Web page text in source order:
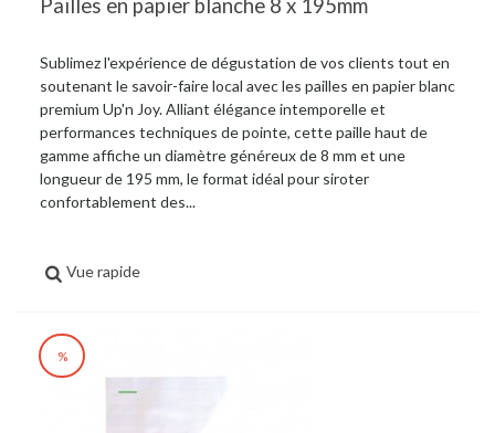
Pailles en papier blanche 8 x 195mm
Sublimez l'expérience de dégustation de vos clients tout en
soutenant le savoir-faire local avec les pailles en papier blanc
premium Up'n Joy. Alliant élégance intemporelle et
performances techniques de pointe, cette paille haut de
gamme affiche un diamètre généreux de 8 mm et une
longueur de 195 mm, le format idéal pour siroter
confortablement des...
Vue rapide
%